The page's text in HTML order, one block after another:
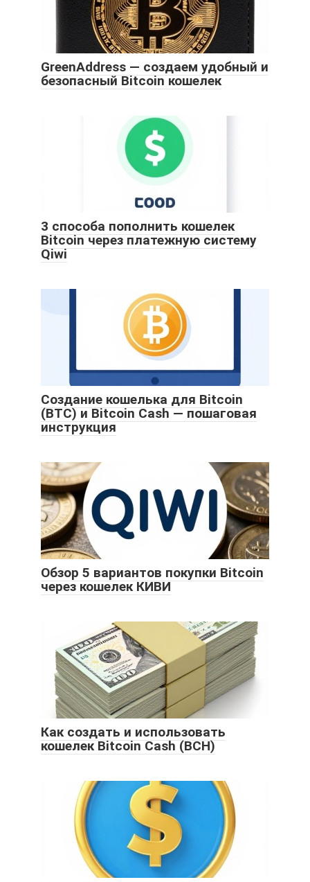
GreenAddress — создаем удобный и
безопасный Bitcoin кошелек
3 способа пополнить кошелек
Bitcoin через платежную систему
Qiwi
Создание кошелька для Bitcoin
(BTC) и Bitcoin Cash — пошаговая
инструкция
Обзор 5 вариантов покупки Bitcoin
через кошелек КИВИ
Как создать и использовать
кошелек Bitcoin Cash (BCH)